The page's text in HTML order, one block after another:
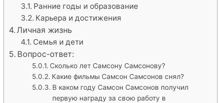
Ранние годы и образование
Карьера и достижения
Личная жизнь
Семья и дети
Вопрос-ответ:
Сколько лет Самсону Самсонову?
Какие фильмы Самсон Самсонов снял?
В каком году Самсон Самсонов получил
первую награду за свою работу в